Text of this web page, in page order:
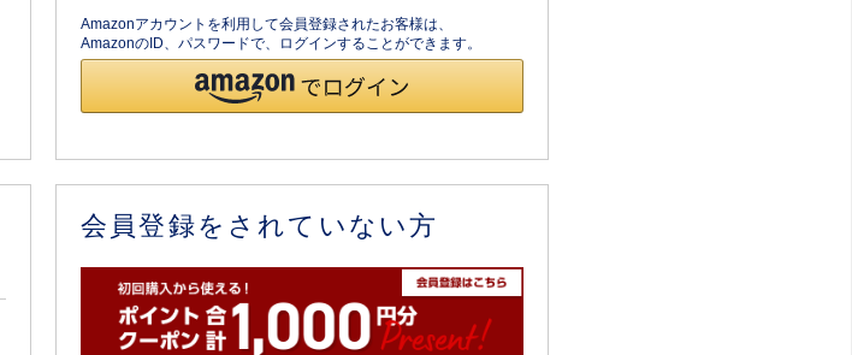
Amazonアカウントを利用して会員登録されたお客様は、
AmazonのID、パスワードで、ログインすることができます。
会員登録をされていない方